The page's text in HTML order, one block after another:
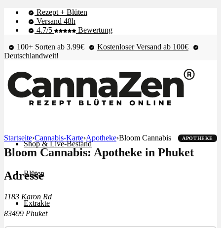
Rezept + Blüten
Versand 48h
4.7/5
Bewertung
100+ Sorten ab 3.99€
Kostenloser Versand ab 100€
Deutschlandweit!
Shop & Live-Bestand
Blüten
Extrakte
Startseite›Cannabis-Karte›Apotheke›Bloom Cannabis APOTHEKE
Bloom Cannabis: Apotheke in Phuket
Adresse
1183 Karon Rd
83499 Phuket